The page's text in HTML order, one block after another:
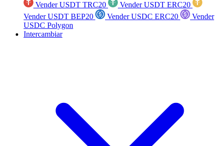
Vender USDT TRC20
Vender USDT ERC20
Vender USDT BEP20
Vender USDC ERC20
Vender
USDC Polygon
Intercambiar